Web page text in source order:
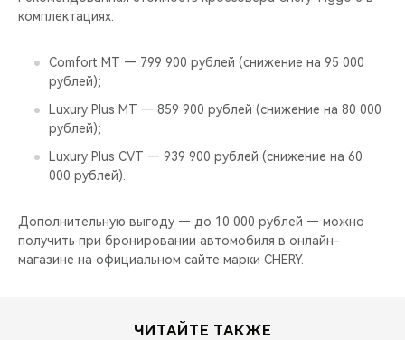
ВИДЕООБЗОРЫ
CHERY ДЛЯ ДЕТЕЙ
комплектациях:
Comfort MT — 799 900 рублей (снижение на 95 000
рублей);
Luxury Plus MT — 859 900 рублей (снижение на 80 000
рублей);
Luxury Plus CVT — 939 900 рублей (снижение на 60
000 рублей).
Дополнительную выгоду — до 10 000 рублей — можно
получить при бронировании автомобиля в онлайн-
магазине на официальном сайте марки CHERY.
ЧИТАЙТЕ ТАКЖЕ